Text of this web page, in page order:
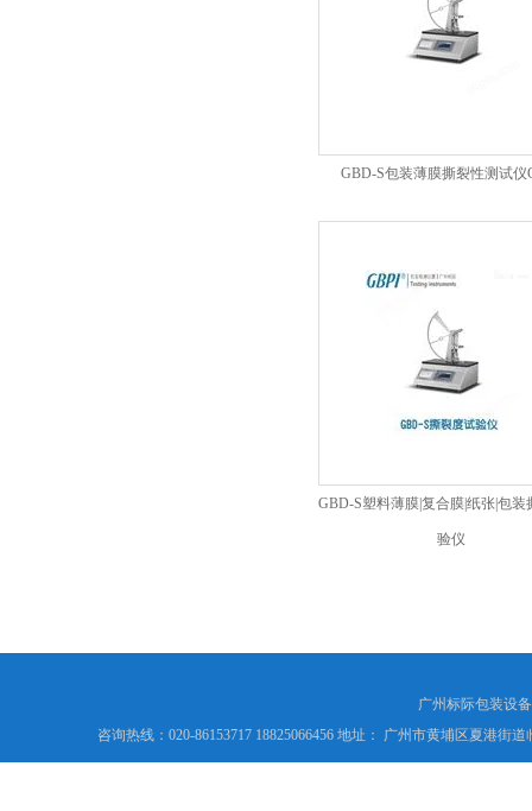
GBD-S包装薄膜撕裂性测试仪
GBD-S塑料薄膜|复合膜|纸张|包装
验仪
广州标际包装设
咨询热线：020-86153717 18825066456 地址： 广州市黄埔区夏港街